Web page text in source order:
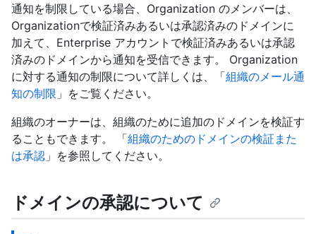
通知を制限している場合、Organization のメンバーは、
Organizationで検証済みあるいは承認済みのドメインに
加えて、Enterprise アカウントで検証済みあるいは承認
済みのドメインから通知を受信できます。 Organization
に対する通知の制限について詳しくは、「組織のメール通
知の制限 」をご覧ください。
組織のオーナーは、組織のために追加のドメインを検証す
ることもできます。 「組織のためのドメインの検証また
は承認 」を参照してください。
ドメインの承認について